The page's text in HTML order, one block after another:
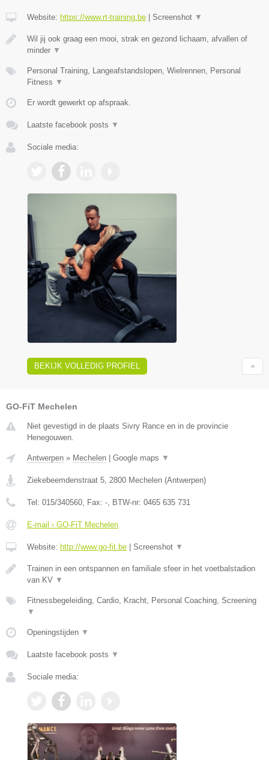
Website: https://www.rt-training.be | Screenshot ▼
Wil jij ook graag een mooi, strak en gezond lichaam, afvallen of
minder ▼
Personal Training, Langeafstandslopen, Wielrennen, Personal
Fitness ▼
Er wordt gewerkt op afspraak.
Laatste facebook posts ▼
Sociale media:
BEKIJK VOLLEDIG PROFIEL
GO-FiT Mechelen
Niet gevestigd in de plaats Sivry Rance en in de provincie
Henegouwen.
Antwerpen » Mechelen | Google maps ▼
Ziekebeemdenstraat 5 2800 Mechelen (Antwerpen)
Tel: 015/340560 , Fax: - , BTW-nr: 0465 635 731
E-mail › GO-FiT Mechelen
Website: http://www.go-fit.be | Screenshot ▼
Trainen in een ontspannen en familiale sfeer in het voetbalstadion
van KV ▼
Fitnessbegeleiding, Cardio, Kracht, Personal Coaching, Screening
▼
Openingstijden ▼
Laatste facebook posts ▼
Sociale media: